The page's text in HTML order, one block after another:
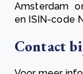
Amsterdam
en ISIN-code
Contact